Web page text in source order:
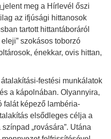
jelent meg a Hírlevél őszi
az ifjúsági hittanosok
tartott hittantáboráról
szokásos toborzó
énekkar, ovis hittan,
festési munkálatok
a kápolnában. Olyannyira,
falát képező lambéria-
elsődleges célja a
„rovására”. Utána